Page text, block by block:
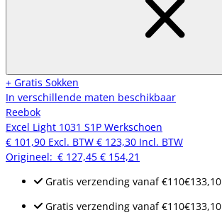
+ Gratis Sokken
In verschillende maten beschikbaar
Reebok
Excel Light 1031 S1P Werkschoen
€ 101,90 Excl. BTW € 123,30 Incl. BTW
Origineel: € 127,45 € 154,21
Gratis verzending vanaf€110€133,10
Gratis verzending vanaf€110€133,10